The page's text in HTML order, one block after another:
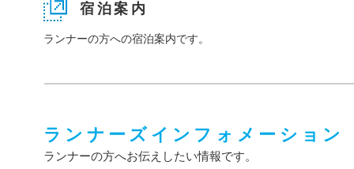
宿泊案内
ランナーの方への宿泊案内です。
ランナーズインフォメーション
ランナーの方へお伝えしたい情報です。